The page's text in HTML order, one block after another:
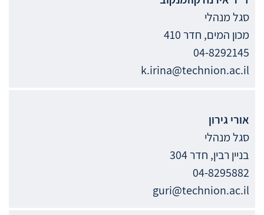
סגל מנהלי
מכון המים, חדר 410
04-8292145
k.irina@technion.ac.il
אורי גירון
סגל מנהלי
בניין רבין, חדר 304
04-8295882
guri@technion.ac.il